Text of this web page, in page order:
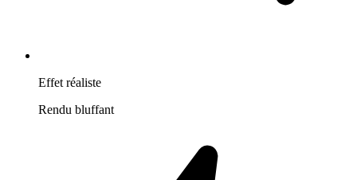
Effet réaliste
Rendu bluffant